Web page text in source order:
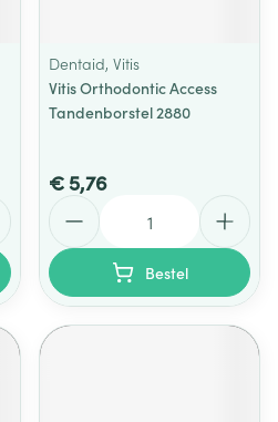
Dentaid, Vitis
Vitis Orthodontic Access
Tandenborstel 2880
€ 5,76
Bestel